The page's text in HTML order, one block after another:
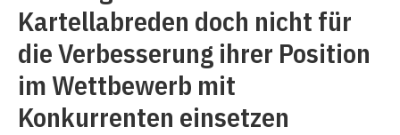
Kartellabreden doch nicht für
die Verbesserung ihrer Position
im Wettbewerb mit
Konkurrenten einsetzen